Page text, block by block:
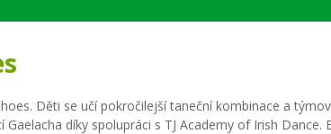
Děti se učí pokročilejší taneční kombinace a
díky spolupráci s TJ Academy of Irish